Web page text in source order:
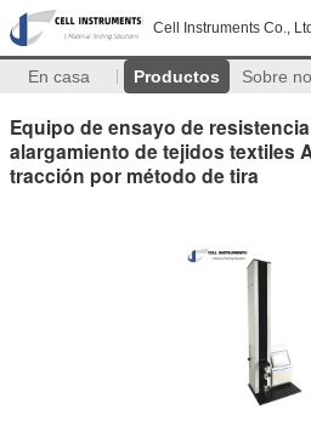
Cell Instruments Co.,
En casa Productos Sobre
Equipo de ensayo de
alargamiento de tejidos textiles
tracción por método de tira